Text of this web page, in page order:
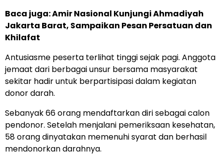
Baca juga: Amir Nasional Kunjungi Ahmadiyah
Jakarta Barat, Sampaikan Pesan Persatuan dan
Khilafat
Antusiasme peserta terlihat tinggi sejak pagi. Anggota
jemaat dari berbagai unsur bersama masyarakat
sekitar hadir untuk berpartisipasi dalam kegiatan
donor darah.
Sebanyak 66 orang mendaftarkan diri sebagai calon
pendonor. Setelah menjalani pemeriksaan kesehatan,
58 orang dinyatakan memenuhi syarat dan berhasil
mendonorkan darahnya.